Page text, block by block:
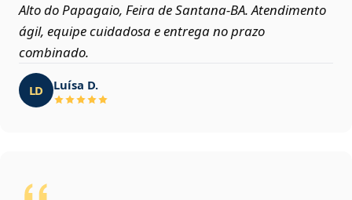
Alto do Papagaio, Feira de Santana‑BA. Atendimento
ágil, equipe cuidadosa e entrega no prazo
combinado.
LD Luísa D.